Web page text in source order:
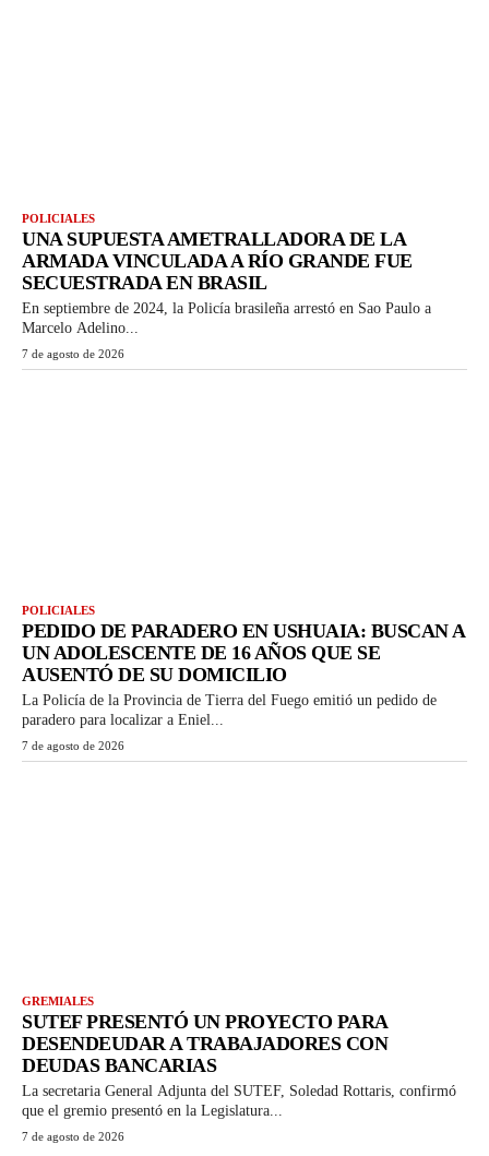
POLICIALES
UNA SUPUESTA AMETRALLADORA DE LA
ARMADA VINCULADA A RÍO GRANDE FUE
SECUESTRADA EN BRASIL
En septiembre de 2024, la Policía brasileña arrestó en Sao Paulo a
Marcelo Adelino...
7 de agosto de 2026
POLICIALES
PEDIDO DE PARADERO EN USHUAIA: BUSCAN A
UN ADOLESCENTE DE 16 AÑOS QUE SE
AUSENTÓ DE SU DOMICILIO
La Policía de la Provincia de Tierra del Fuego emitió un pedido de
paradero para localizar a Eniel...
7 de agosto de 2026
GREMIALES
SUTEF PRESENTÓ UN PROYECTO PARA
DESENDEUDAR A TRABAJADORES CON
DEUDAS BANCARIAS
La secretaria General Adjunta del SUTEF, Soledad Rottaris, confirmó
que el gremio presentó en la Legislatura...
7 de agosto de 2026